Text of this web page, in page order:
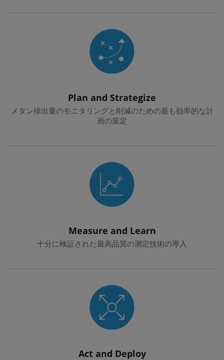
Plan and Strategize
メタン排出量のモニタリングと削減のための最も効率的な計
画の策定
Measure and Learn
十分に検証された最高品質の測定技術の導入
Act and Deploy